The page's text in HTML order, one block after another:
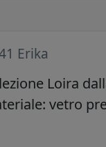
Erika
Loira
vetro